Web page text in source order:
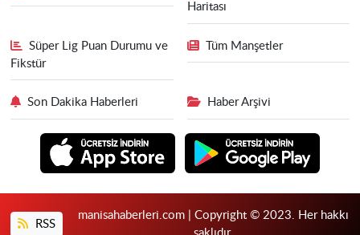
Haritası
Süper Lig Puan Durumu ve
Fikstür
Tüm Manşetler
Son Dakika Haberleri Haber Arşivi
RSS
manisahaberleri.com | Copyright © 2023. Her hakkı